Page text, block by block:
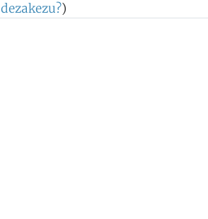
dezakezu?)